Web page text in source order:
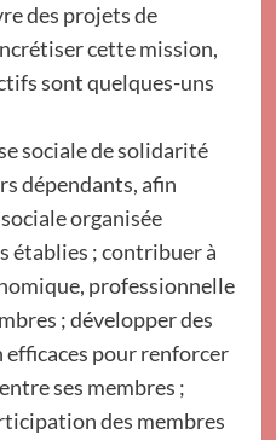
des projets de
cette mission,
sont quelques-uns
sociale de solidarité
dépendants, afin
organisée
établies ; contribuer à
professionnelle
; développer des
pour renforcer
ses membres ;
des membres